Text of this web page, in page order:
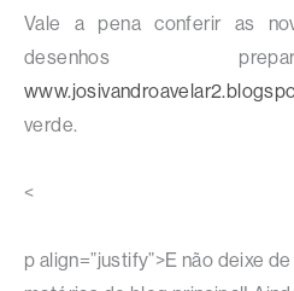
Vale a pena conferir as
desenhos
verde.
<
p align=”justify”>E não deixe